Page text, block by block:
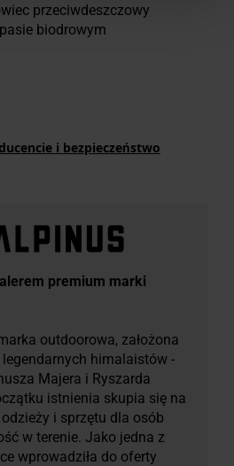
przeciwdeszczowy
biodrowym
i bezpieczeństwo
premium marki
outdoorowa, założona
himalaistów -
Majera i Ryszarda
istnienia skupia się na
i sprzętu dla osób
w terenie. Jako jedna z
wprowadziła do oferty